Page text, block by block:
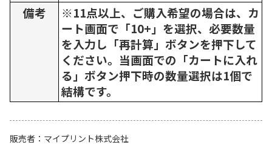
備考
※11点以上、ご購入希望の場合は、カ
ート画面で「10+」を選択、必要数量
を入力し「再計算」ボタンを押下して
ください。当画面での「カートに入れ
る」ボタン押下時の数量選択は1個で
結構です。
販売者
マイプリント株式会社